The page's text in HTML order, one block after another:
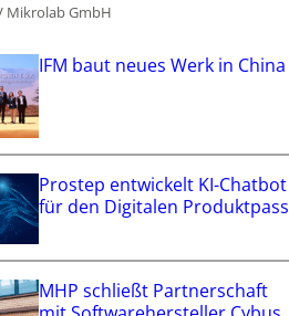
Mikrolab GmbH
IFM baut neues Werk in China
Prostep entwickelt KI-Chatbot
für den Digitalen Produktpass
MHP schließt Partnerschaft